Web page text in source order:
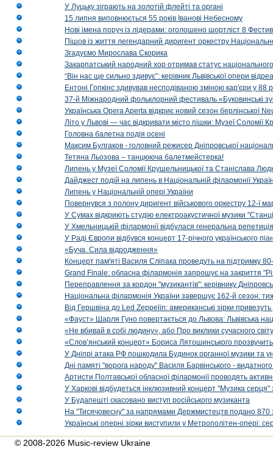
У Луцьку зіграють на золотій флейті та органі
15 липня виповнюється 55 років Іванові Небесному
Нові імена поруч із лідерами: оголошено шортліст 8
Пішов із життя легендарний диригент оркестру
Згадуємо Мирослава Скорика
Закарпатський народний хор отримав статус національного
“Він нас ще сильно здивує”: керівник Львівської опери
Ентоні Гопкінс здивував несподіваною зміною кар'єри у 88
37-й Міжнародний фольклорний фестиваль «Буковинські
Українська Opera Aperta відкриє новий сезон берлінської
Літо у Львові — час відкривати місто пішки: Музеї Соломії
Головна балетна подія осені
Максим Булгаков - головний режисер Дніпровської
Тетяна Льозова – танцююча балетмейстерка!
Липень у Музеї Соломії Крушельницької та Станіслава
Дайджест подій на липень в Національній філармонії
Липень у Національній опері України
Повернувся з полону диригент військового оркестру 12-ї
У Сумах відкриють студію електроакустичної музики
У Хмельницькій філармонії відбулася генеральна
У Раді Європи відбувся концерт 17-річного українського
«Буча. Сила відродження»
Концерт пам'яті Василя Сліпака проведуть на підтримку
Grand Finale: обласна філармонія запрошує на закриття
Переправлення за кордон "музикантів": керівнику
Національна філармонія України завершує 162-й сезон:
Від Гершвіна до Led Zeppelin: американські зірки
«Фауст» Шарля Гуно повертається до Львова: Львівська
«Не вбивай в собі людину», або Про виклики сучасного світу
«Слов’янський концерт» Бориса Лятошинського
У Дніпрі атака РФ пошкодила Будинок органної музики та
Дні памяті "ворога народу" Василя Барвінського -
Артисти Полтавської обласної філармонії проводять
У Харкові відбудеться інклюзивний концерт "Музика
У Будапешті скасовано виступ російського музиканта
На "Тисячовесну" за напрямами Держмистецтв подано 870
Українські оперні зірки виступили у Метрополітен-опері:
© 2008-2026 Music-review Ukraine